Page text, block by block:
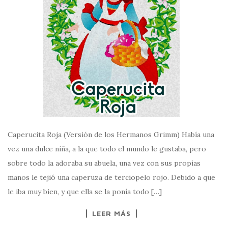
Caperucita Roja (Versión de los Hermanos Grimm) Había una
vez una dulce niña, a la que todo el mundo le gustaba, pero
sobre todo la adoraba su abuela, una vez con sus propias
manos le tejió una caperuza de terciopelo rojo. Debido a que
le iba muy bien, y que ella se la ponía todo […]
LEER MÁS